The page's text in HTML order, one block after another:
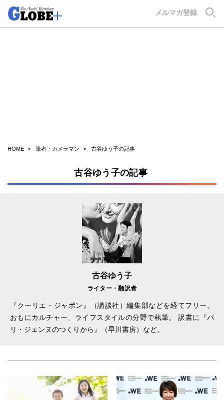
メルマガ登録
HOME 筆者・カメラマン 古谷ゆう子の記事
古谷ゆう子の記事
古谷ゆう子
ライター・翻訳者
『クーリエ・ジャポン』（講談社）編集部などを経てフリー。
おもにカルチャー、ライフスタイルの分野で執筆。 訳書に『パ
リ・ジェンヌのつくりから』（早川書房）など。